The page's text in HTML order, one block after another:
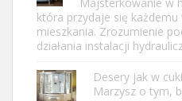
która przydaje się każdemu
mieszkania. Zrozumienie
działania instalacji
Desery jak w
Marzysz o tym,